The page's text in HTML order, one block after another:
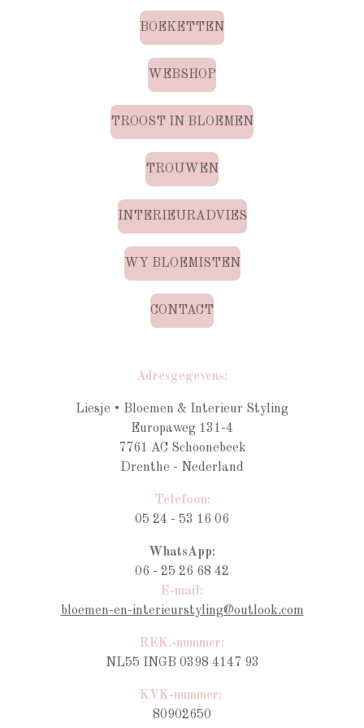
BOEKETTEN
WEBSHOP
TROOST IN BLOEMEN
TROUWEN
INTERIEURADVIES
WY BLOEMISTEN
CONTACT
Adresgegevens:
Liesje • Bloemen & Interieur Styling
Europaweg 131-4
7761 AC Schoonebeek
Drenthe - Nederland
Telefoon:
05 24 - 53 16 06
WhatsApp:
06 - 25 26 68 42
E-mail:
bloemen-en-interieurstyling@outlook.com
REK.-nummer:
NL55 INGB 0398 4147 93
KVK-nummer:
80902650